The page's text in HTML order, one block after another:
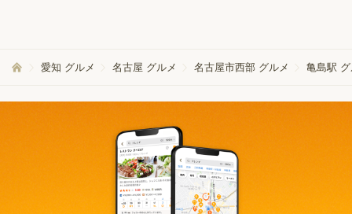
愛知 グルメ 名古屋 グルメ 名古屋市西部 グルメ 亀島駅